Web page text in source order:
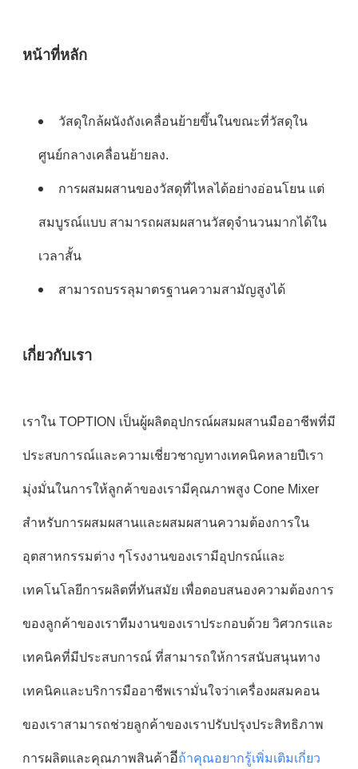
หน้าที่หลัก
วัสดุใกล้ผนังถังเคลื่อนย้ายขึ้นในขณะที่วัสดุใน
ศูนย์กลางเคลื่อนย้ายลง.
การผสมผสานของวัสดุที่ไหลได้อย่างอ่อนโยน แต่
สมบูรณ์แบบ สามารถผสมผสานวัสดุจํานวนมากได้ใน
เวลาสั้น
สามารถบรรลุมาตรฐานความสามัญสูงได้
เกี่ยวกับเรา
เราใน TOPTION เป็นผู้ผลิตอุปกรณ์ผสมผสานมืออาชีพที่มี
ประสบการณ์และความเชี่ยวชาญทางเทคนิคหลายปีเรา
มุ่งมั่นในการให้ลูกค้าของเรามีคุณภาพสูง Cone Mixer
สําหรับการผสมผสานและผสมผสานความต้องการใน
อุตสาหกรรมต่าง ๆโรงงานของเรามีอุปกรณ์และ
เทคโนโลยีการผลิตที่ทันสมัย เพื่อตอบสนองความต้องการ
ของลูกค้าของเราทีมงานของเราประกอบด้วย วิศวกรและ
เทคนิคที่มีประสบการณ์ ที่สามารถให้การสนับสนุนทาง
เทคนิคและบริการมืออาชีพเรามั่นใจว่าเครื่องผสมคอน
ของเราสามารถช่วยลูกค้าของเราปรับปรุงประสิทธิภาพ
การผลิตและคุณภาพสินค้าอีถ้าคุณอยากรู้เพิ่มเติมเกี่ยว